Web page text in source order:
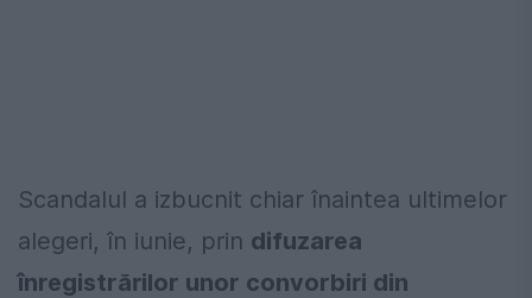
Scandalul a izbucnit chiar înaintea ultimelor
alegeri, în iunie, prin difuzarea
înregistrărilor unor convorbiri din